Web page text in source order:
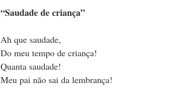
“Saudade de criança”
Ah que saudade,
Do meu tempo de criança!
Quanta saudade!
Meu pai não sai da lembrança!